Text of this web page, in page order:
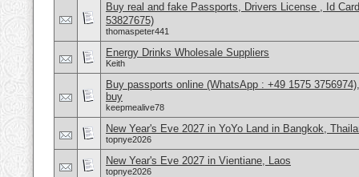
Buy real and fake Passports, Drivers License , Id
53827675)
thomaspeter441
Energy Drinks Wholesale Suppliers
Keith
Buy passports online (WhatsApp : +49 1575
buy
keepmealive78
New Year's Eve 2027 in YoYo Land in Bangkok,
topnye2026
New Year's Eve 2027 in Vientiane, Laos
topnye2026